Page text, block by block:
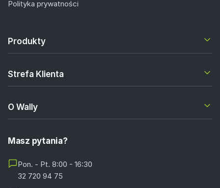
Polityka prywatności
Produkty
Strefa Klienta
O Wally
Masz pytania?
Pon. - Pt. 8:00 - 16:30
32 720 94 75